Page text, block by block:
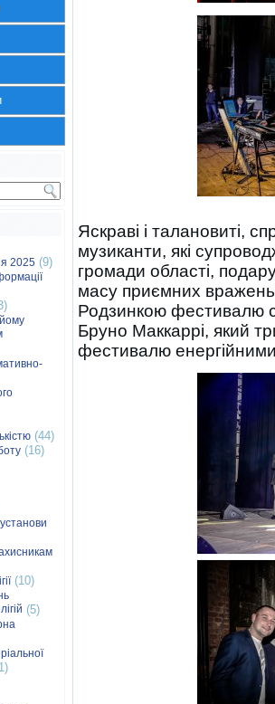
2025 (9)
(44)
(16)
(10)
(5)
Яскраві і талановиті,
музиканти, які
громади області,
масу приємних
Родзинкою фестивалю
Бруно Маккаррі, який
фестивалю